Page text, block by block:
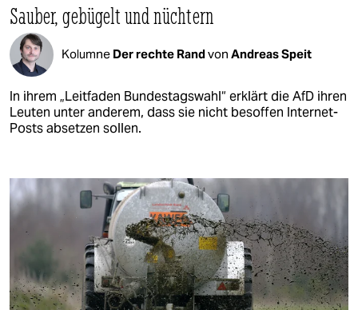
Sauber, gebügelt und nüchtern
Kolumne Der rechte Randvon Andreas Speit
In ihrem „Leitfaden Bundestagswahl“ erklärt die AfD ihren
Leuten unter anderem, dass sie nicht besoffen Internet-
Posts absetzen sollen.